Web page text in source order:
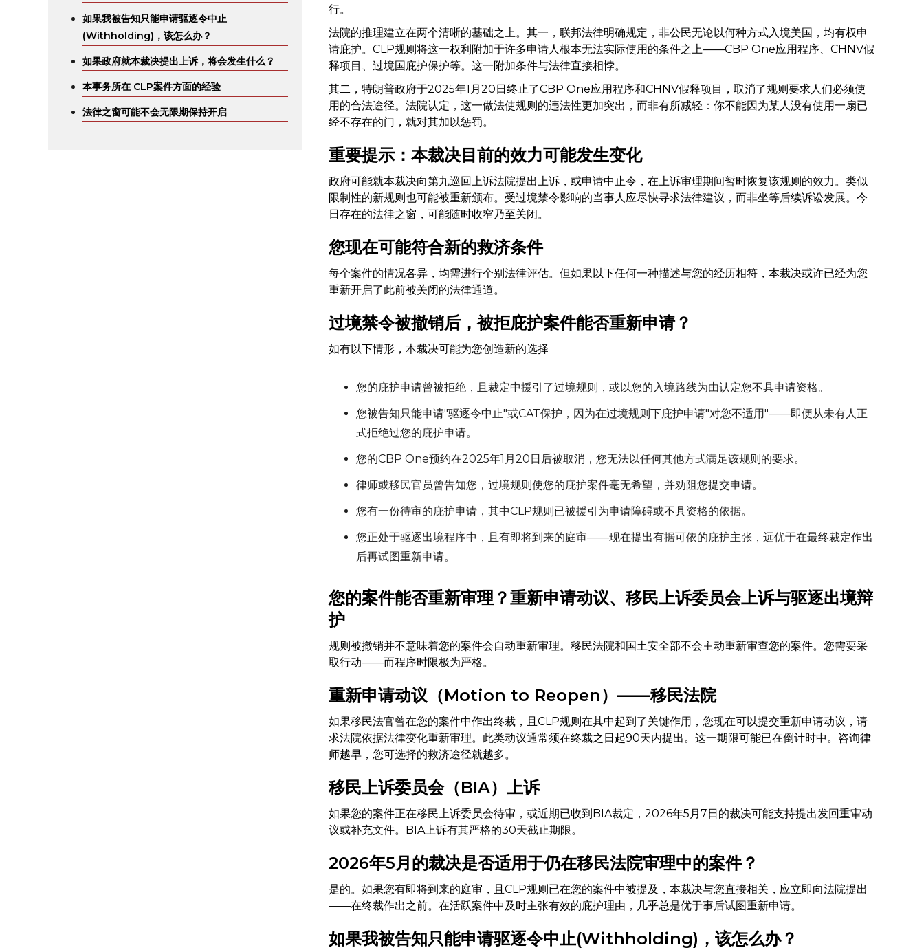
如果我被告知只能申请驱逐令中止
(Withholding)，该怎么办？
如果政府就本裁决提出上诉，将会发生什么？
本事务所在 CLP案件方面的经验
法律之窗可能不会无限期保持开启
行。
法院的推理建立在两个清晰的基础之上。其一，联邦法律明确规定，非公民无论以何种方式入境美国，均有权申
请庇护。CLP规则将这一权利附加于许多申请人根本无法实际使用的条件之上——CBP One应用程序、CHNV假
释项目、过境国庇护保护等。这一附加条件与法律直接相悖。
其二，特朗普政府于2025年1月20日终止了CBP One应用程序和CHNV假释项目，取消了规则要求人们必须使
用的合法途径。法院认定，这一做法使规则的违法性更加突出，而非有所减轻：你不能因为某人没有使用一扇已
经不存在的门，就对其加以惩罚。
重要提示：本裁决目前的效力可能发生变化
政府可能就本裁决向第九巡回上诉法院提出上诉，或申请中止令，在上诉审理期间暂时恢复该规则的效力。类似
限制性的新规则也可能被重新颁布。受过境禁令影响的当事人应尽快寻求法律建议，而非坐等后续诉讼发展。今
日存在的法律之窗，可能随时收窄乃至关闭。
您现在可能符合新的救济条件
每个案件的情况各异，均需进行个别法律评估。但如果以下任何一种描述与您的经历相符，本裁决或许已经为您
重新开启了此前被关闭的法律通道。
过境禁令被撤销后，被拒庇护案件能否重新申请？
如有以下情形，本裁决可能为您创造新的选择
您的庇护申请曾被拒绝，且裁定中援引了过境规则，或以您的入境路线为由认定您不具申请资格。
您被告知只能申请"驱逐令中止"或CAT保护，因为在过境规则下庇护申请"对您不适用"——即便从未有人正
式拒绝过您的庇护申请。
您的CBP One预约在2025年1月20日后被取消，您无法以任何其他方式满足该规则的要求。
律师或移民官员曾告知您，过境规则使您的庇护案件毫无希望，并劝阻您提交申请。
您有一份待审的庇护申请，其中CLP规则已被援引为申请障碍或不具资格的依据。
您正处于驱逐出境程序中，且有即将到来的庭审——现在提出有据可依的庇护主张，远优于在最终裁定作出
后再试图重新申请。
您的案件能否重新审理？重新申请动议、移民上诉委员会上诉与驱逐出境辩
护
规则被撤销并不意味着您的案件会自动重新审理。移民法院和国土安全部不会主动重新审查您的案件。您需要采
取行动——而程序时限极为严格。
重新申请动议（Motion to Reopen）——移民法院
如果移民法官曾在您的案件中作出终裁，且CLP规则在其中起到了关键作用，您现在可以提交重新申请动议，请
求法院依据法律变化重新审理。此类动议通常须在终裁之日起90天内提出。这一期限可能已在倒计时中。咨询律
师越早，您可选择的救济途径就越多。
移民上诉委员会（BIA）上诉
如果您的案件正在移民上诉委员会待审，或近期已收到BIA裁定，2026年5月7日的裁决可能支持提出发回重审动
议或补充文件。BIA上诉有其严格的30天截止期限。
2026年5月的裁决是否适用于仍在移民法院审理中的案件？
是的。如果您有即将到来的庭审，且CLP规则已在您的案件中被提及，本裁决与您直接相关，应立即向法院提出
——在终裁作出之前。在活跃案件中及时主张有效的庇护理由，几乎总是优于事后试图重新申请。
如果我被告知只能申请驱逐令中止(Withholding)，该怎么办？